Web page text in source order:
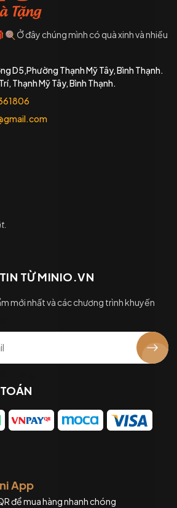
Ở đây chúng mình có quà xinh và nhiều
D5,Phường Thạnh Mỹ Tây, Bình Thạnh.
Thạnh Mỹ Tây, Bình Thạnh.
TỪ MINIO.VN
mới nhất và các chương trình khuyến
App
để mua hàng nhanh chóng